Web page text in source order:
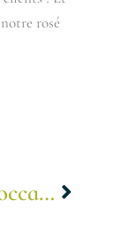
rosé
Nous participons au salon Bulles Bio 2024 à l’occasion du Printemps des Champagnes Suivant